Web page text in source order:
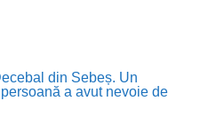
din Sebeș. Un
a avut nevoie de